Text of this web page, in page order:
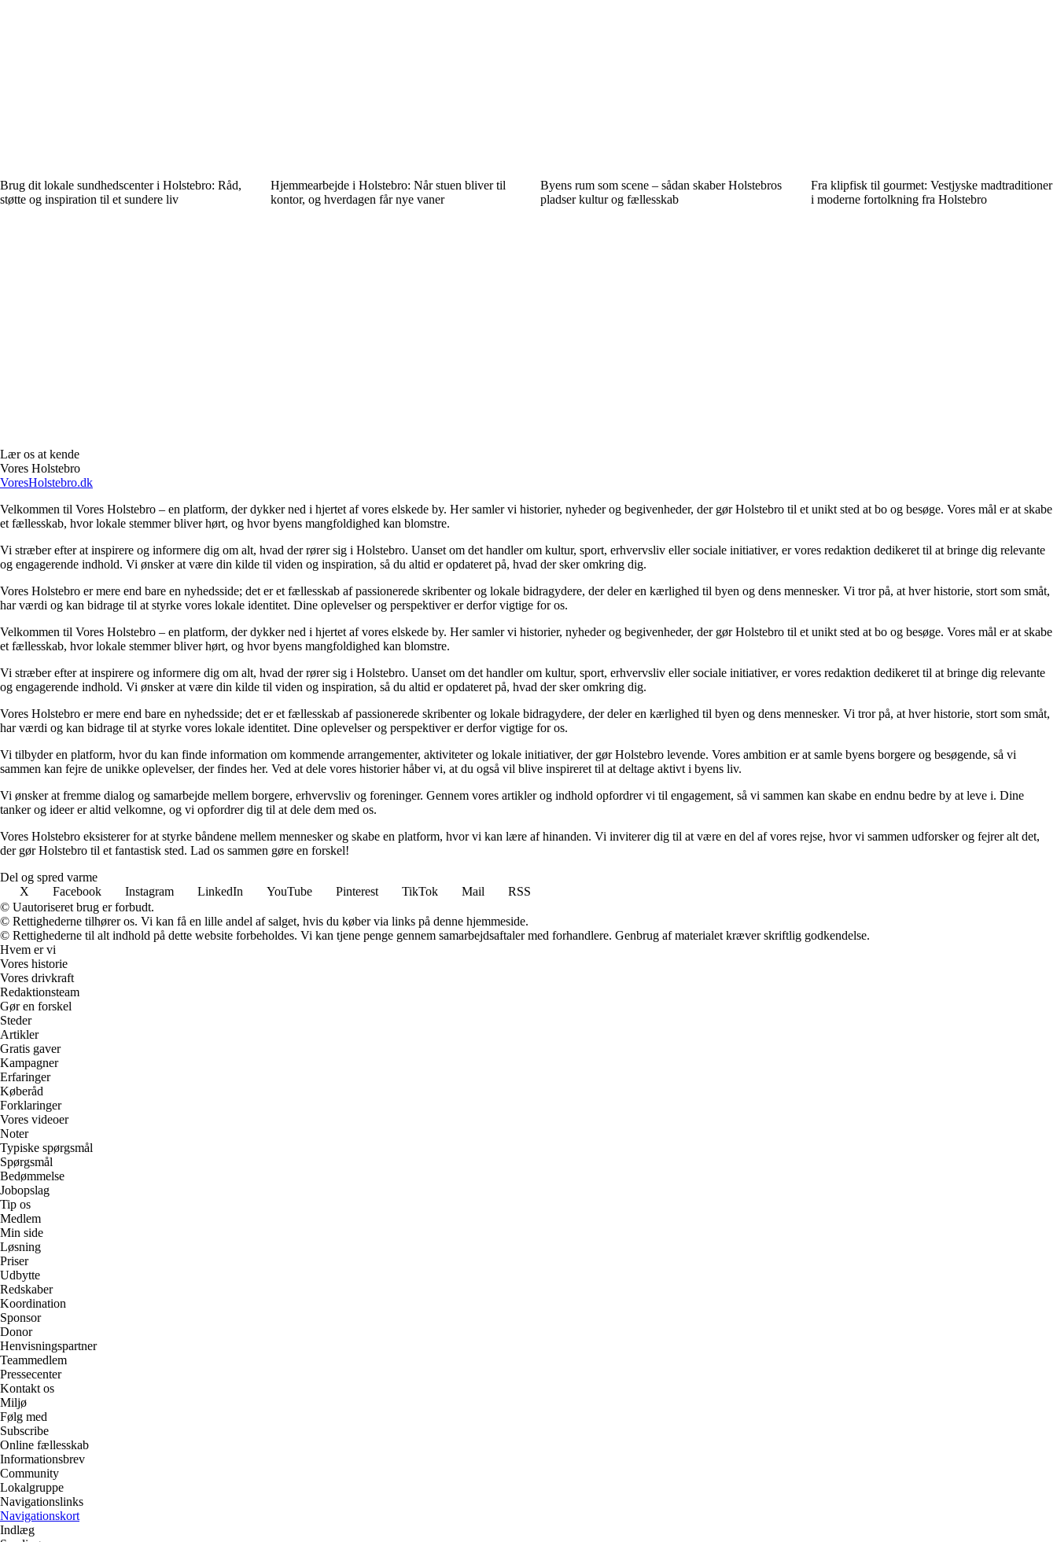
Brug dit lokale sundhedscenter i Holstebro: Råd,
støtte og inspiration til et sundere liv
Hjemmearbejde i Holstebro: Når stuen bliver til
kontor, og hverdagen får nye vaner
Byens rum som scene – sådan skaber Holstebros
pladser kultur og fællesskab
Fra klipfisk til gourmet: Vestjyske madtraditioner
i moderne fortolkning fra Holstebro
Lær os at kende
Vores Holstebro
VoresHolstebro.dk
Velkommen til Vores Holstebro – en platform, der dykker ned i hjertet af vores elskede by. Her samler vi historier, nyheder og begivenheder, der gør Holstebro til et unikt sted at bo og besøge. Vores mål er at skabe
et fællesskab, hvor lokale stemmer bliver hørt, og hvor byens mangfoldighed kan blomstre.
Vi stræber efter at inspirere og informere dig om alt, hvad der rører sig i Holstebro. Uanset om det handler om kultur, sport, erhvervsliv eller sociale initiativer, er vores redaktion dedikeret til at bringe dig relevante
og engagerende indhold. Vi ønsker at være din kilde til viden og inspiration, så du altid er opdateret på, hvad der sker omkring dig.
Vores Holstebro er mere end bare en nyhedsside; det er et fællesskab af passionerede skribenter og lokale bidragydere, der deler en kærlighed til byen og dens mennesker. Vi tror på, at hver historie, stort som småt,
har værdi og kan bidrage til at styrke vores lokale identitet. Dine oplevelser og perspektiver er derfor vigtige for os.
Velkommen til Vores Holstebro – en platform, der dykker ned i hjertet af vores elskede by. Her samler vi historier, nyheder og begivenheder, der gør Holstebro til et unikt sted at bo og besøge. Vores mål er at skabe
et fællesskab, hvor lokale stemmer bliver hørt, og hvor byens mangfoldighed kan blomstre.
Vi stræber efter at inspirere og informere dig om alt, hvad der rører sig i Holstebro. Uanset om det handler om kultur, sport, erhvervsliv eller sociale initiativer, er vores redaktion dedikeret til at bringe dig relevante
og engagerende indhold. Vi ønsker at være din kilde til viden og inspiration, så du altid er opdateret på, hvad der sker omkring dig.
Vores Holstebro er mere end bare en nyhedsside; det er et fællesskab af passionerede skribenter og lokale bidragydere, der deler en kærlighed til byen og dens mennesker. Vi tror på, at hver historie, stort som småt,
har værdi og kan bidrage til at styrke vores lokale identitet. Dine oplevelser og perspektiver er derfor vigtige for os.
Vi tilbyder en platform, hvor du kan finde information om kommende arrangementer, aktiviteter og lokale initiativer, der gør Holstebro levende. Vores ambition er at samle byens borgere og besøgende, så vi
sammen kan fejre de unikke oplevelser, der findes her. Ved at dele vores historier håber vi, at du også vil blive inspireret til at deltage aktivt i byens liv.
Vi ønsker at fremme dialog og samarbejde mellem borgere, erhvervsliv og foreninger. Gennem vores artikler og indhold opfordrer vi til engagement, så vi sammen kan skabe en endnu bedre by at leve i. Dine
tanker og ideer er altid velkomne, og vi opfordrer dig til at dele dem med os.
Vores Holstebro eksisterer for at styrke båndene mellem mennesker og skabe en platform, hvor vi kan lære af hinanden. Vi inviterer dig til at være en del af vores rejse, hvor vi sammen udforsker og fejrer alt det,
der gør Holstebro til et fantastisk sted. Lad os sammen gøre en forskel!
Del og spred varme
X
Facebook Instagram LinkedIn YouTube Pinterest TikTok Mail
RSS
© Uautoriseret brug er forbudt.
© Rettighederne tilhører os. Vi kan få en lille andel af salget, hvis du køber via links på denne hjemmeside.
© Rettighederne til alt indhold på dette website forbeholdes. Vi kan tjene penge gennem samarbejdsaftaler med forhandlere. Genbrug af materialet kræver skriftlig godkendelse.
Hvem er vi
Vores historie
Vores drivkraft
Redaktionsteam
Gør en forskel
Steder
Artikler
Gratis gaver
Kampagner
Erfaringer
Køberåd
Forklaringer
Vores videoer
Noter
Typiske spørgsmål
Spørgsmål
Bedømmelse
Jobopslag
Tip os
Medlem
Min side
Løsning
Priser
Udbytte
Redskaber
Koordination
Sponsor
Donor
Henvisningspartner
Teammedlem
Pressecenter
Kontakt os
Miljø
Følg med
Subscribe
Online fællesskab
Informationsbrev
Community
Lokalgruppe
Navigationslinks
Navigationskort
Indlæg